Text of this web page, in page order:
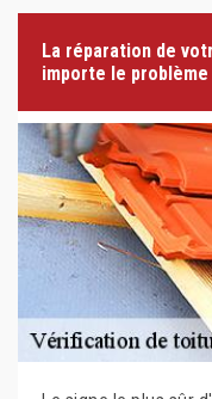
La réparation de
importe le problème